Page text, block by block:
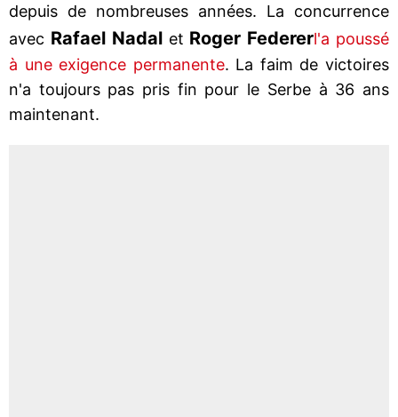
depuis de nombreuses années. La concurrence
avec Rafael Nadalet Roger Federerl'a poussé
à une exigence permanente. La faim de victoires
n'a toujours pas pris fin pour le Serbe à 36 ans
maintenant.